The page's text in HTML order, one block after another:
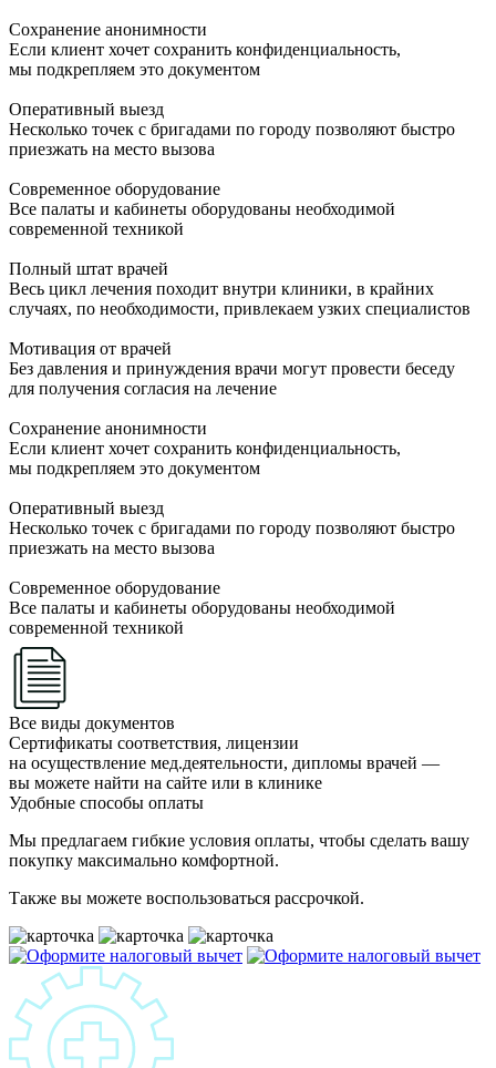
Сохранение анонимности
Если клиент хочет сохранить конфиденциальность,
мы подкрепляем это документом
Оперативный выезд
Несколько точек с бригадами по городу позволяют быстро
приезжать на место вызова
Современное оборудование
Все палаты и кабинеты оборудованы необходимой
современной техникой
Полный штат врачей
Весь цикл лечения походит внутри клиники, в крайних
случаях, по необходимости, привлекаем узких специалистов
Мотивация от врачей
Без давления и принуждения врачи могут провести беседу
для получения согласия на лечение
Сохранение анонимности
Если клиент хочет сохранить конфиденциальность,
мы подкрепляем это документом
Оперативный выезд
Несколько точек с бригадами по городу позволяют быстро
приезжать на место вызова
Современное оборудование
Все палаты и кабинеты оборудованы необходимой
современной техникой
Все виды документов
Сертификаты соответствия, лицензии
на осуществление мед.деятельности, дипломы врачей —
вы можете найти на сайте или в клинике
Удобные способы оплаты
Мы предлагаем гибкие условия оплаты, чтобы сделать вашу
покупку максимально комфортной.
Также вы можете воспользоваться рассрочкой.